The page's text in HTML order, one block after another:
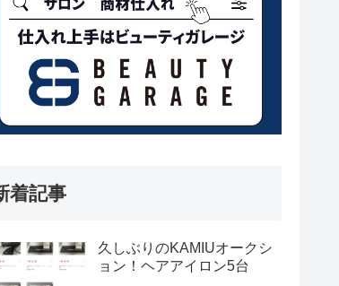
着記事
久しぶりのKAMIUオークシ
ョン！ヘアアイロン5台